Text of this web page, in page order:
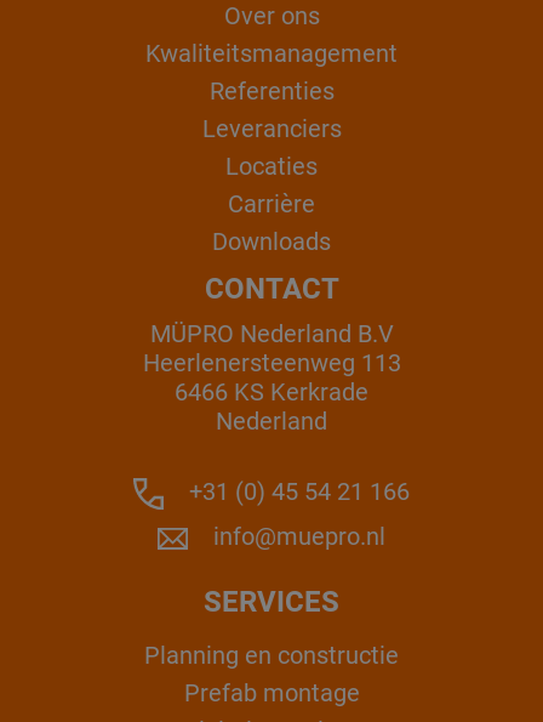
Over ons
Kwaliteitsmanagement
Referenties
Leveranciers
Locaties
Carrière
Downloads
CONTACT
MÜPRO Nederland B.V
Heerlenersteenweg 113
6466 KS Kerkrade
Nederland
+31 (0) 45 54 21 166
info@muepro.nl
SERVICES
Planning en constructie
Prefab montage